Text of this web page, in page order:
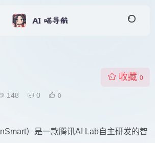
148 0 0
收藏 0
）是一款腾讯AI Lab自主研发的智